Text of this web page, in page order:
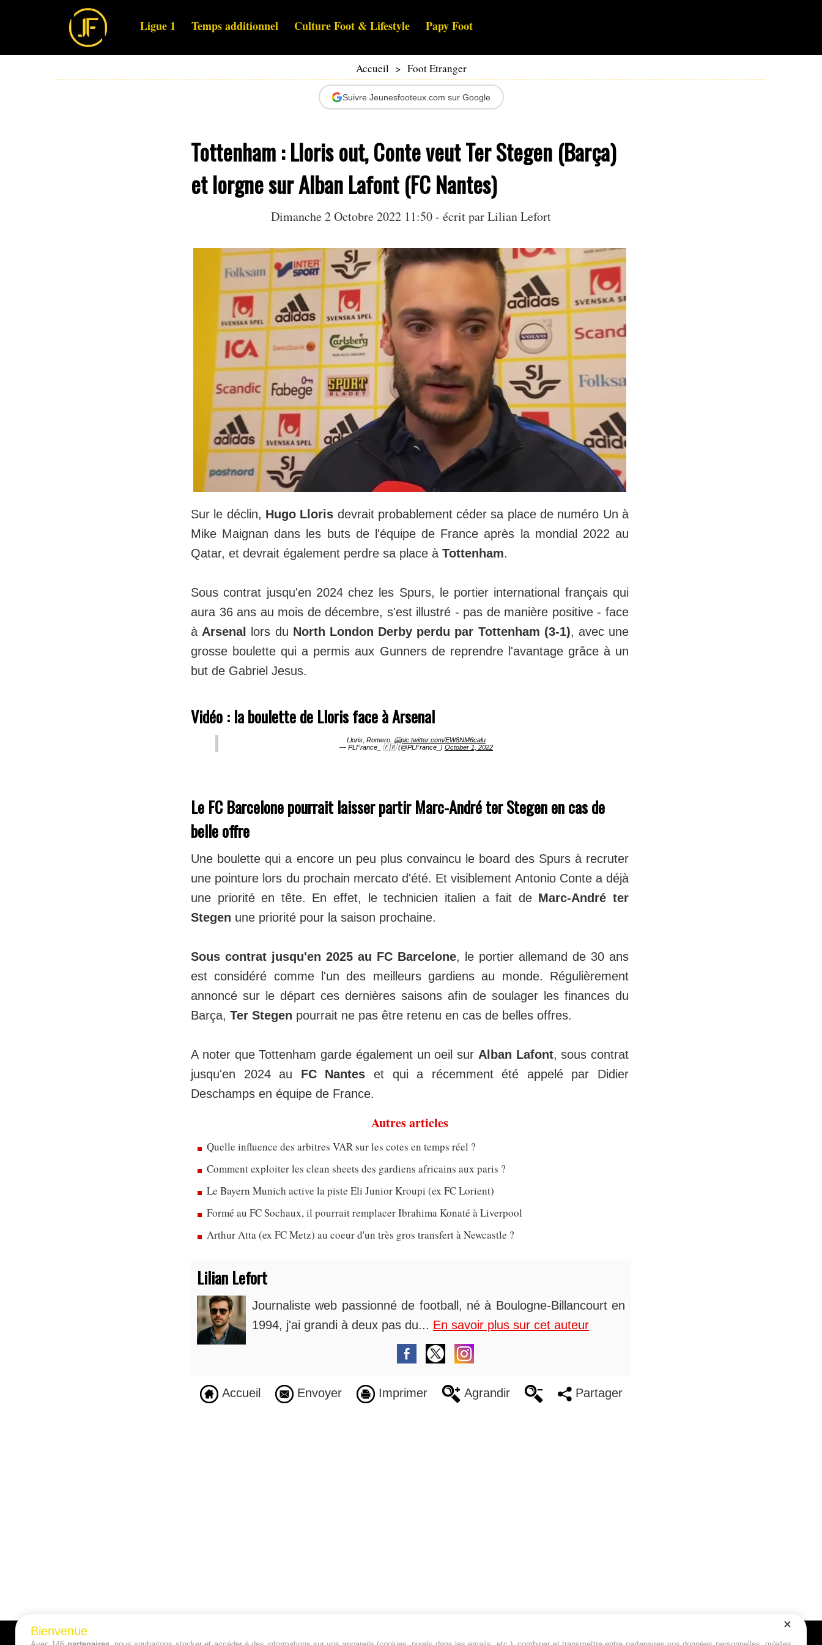
Ligue 1 Temps additionnel Culture Foot & Lifestyle Papy Foot
Accueil > Foot Etranger
Suivre Jeunesfooteux.com sur Google
Tottenham : Lloris out, Conte veut Ter Stegen (Barça)
et lorgne sur Alban Lafont (FC Nantes)
Dimanche 2 Octobre 2022 11:50 - écrit parLilian Lefort
Sur le déclin, Hugo Lloris devrait probablement céder sa place de numéro Un à
Mike Maignan dans les buts de l'équipe de France après la mondial 2022 au
Qatar, et devrait également perdre sa place à Tottenham.
Sous contrat jusqu'en 2024 chez les Spurs, le portier international français qui
aura 36 ans au mois de décembre, s'est illustré - pas de manière positive - face
à Arsenal lors du North London Derby perdu par Tottenham (3-1), avec une
grosse boulette qui a permis aux Gunners de reprendre l'avantage grâce à un
but de Gabriel Jesus.
Vidéo : la boulette de Lloris face à Arsenal
Lloris, Romero. 🥶pic.twitter.com/EW8NM6calu
— PLFrance_ 🇫🇷 (@PLFrance_) October 1, 2022
Le FC Barcelone pourrait laisser partir Marc-André ter Stegen en cas de
belle offre
Une boulette qui a encore un peu plus convaincu le board des Spurs à recruter
une pointure lors du prochain mercato d'été. Et visiblement Antonio Conte a déjà
une priorité en tête. En effet, le technicien italien a fait de Marc-André ter
Stegen une priorité pour la saison prochaine.
Sous contrat jusqu'en 2025 au FC Barcelone, le portier allemand de 30 ans
est considéré comme l'un des meilleurs gardiens au monde. Régulièrement
annoncé sur le départ ces dernières saisons afin de soulager les finances du
Barça, Ter Stegen pourrait ne pas être retenu en cas de belles offres.
A noter que Tottenham garde également un oeil sur Alban Lafont, sous contrat
jusqu'en 2024 au FC Nantes et qui a récemment été appelé par Didier
Deschamps en équipe de France.
Autres articles
Quelle influence des arbitres VAR sur les cotes en temps réel ?
Comment exploiter les clean sheets des gardiens africains aux paris ?
Le Bayern Munich active la piste Eli Junior Kroupi (ex FC Lorient)
Formé au FC Sochaux, il pourrait remplacer Ibrahima Konaté à Liverpool
Arthur Atta (ex FC Metz) au coeur d'un très gros transfert à Newcastle ?
Lilian Lefort
Journaliste web passionné de football, né à Boulogne-Billancourt en
1994, j'ai grandi à deux pas du... En savoir plus sur cet auteur
Accueil Envoyer Imprimer Agrandir Partager
Bienvenue